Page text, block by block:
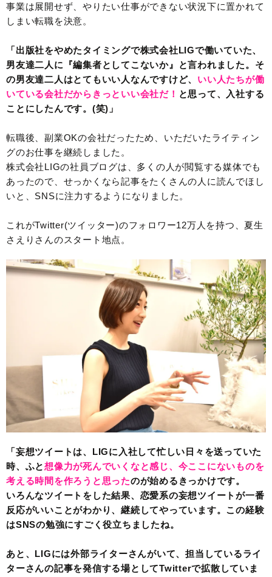
事業は展開せず、やりたい仕事ができない状況下に置かれて
しまい転職を決意。
「出版社をやめたタイミングで株式会社LIGで働いていた、
男友達二人に『編集者としてこないか』と言われました。そ
の男友達二人はとてもいい人なんですけど、 いい人たちが働
いている会社だからきっといい会社だ！ と思って、入社する
ことにしたんです。(笑)」
転職後、副業OKの会社だったため、いただいたライティン
グのお仕事を継続しました。
株式会社LIGの社員ブログは、多くの人が閲覧する媒体でも
あったので、せっかくなら記事をたくさんの人に読んでほし
いと、SNSに注力するようになりました。
これがTwitter(ツイッター)のフォロワー12万人を持つ、夏生
さえりさんのスタート地点。
「妄想ツイートは、LIGに入社して忙しい日々を送っていた
時、ふと想像力が死んでいくなと感じ、今ここにないものを
考える時間を作ろうと思ったのが始めるきっかけです。
いろんなツイートをした結果、恋愛系の妄想ツイートが一番
反応がいいことがわかり、継続してやっています。この経験
はSNSの勉強にすごく役立ちましたね。
あと、LIGには外部ライターさんがいて、担当しているライ
ターさんの記事を発信する場としてTwitterで拡散していま